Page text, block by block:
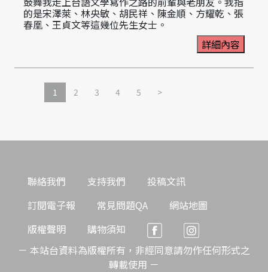
的是宋澤萊、林央敏、胡民祥、陳金順、方耀乾、張
春凰、王貞文等這幾位先生女士。
詳細內容
1 2 3 4 5 >
聯絡我們 支持我們
投稿文訊
訂閱電子報
常見問題QA
網站地圖
版權聲明
購物須知
－ 本站台資料為版權所有，非經同意請勿作任何形式之
轉載使用 －